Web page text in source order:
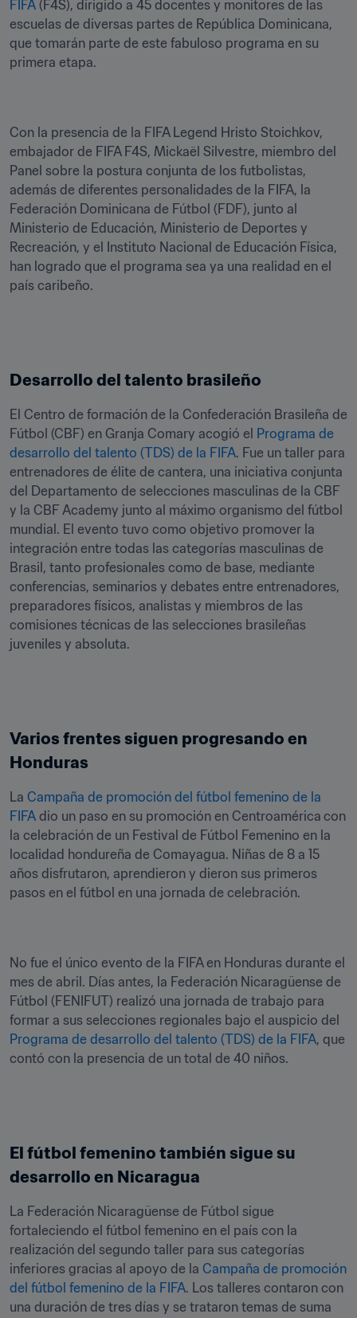
FIFA (F4S), dirigido a 45 docentes y monitores de las
escuelas de diversas partes de República Dominicana,
que tomarán parte de este fabuloso programa en su
primera etapa.
Con la presencia de la FIFA Legend Hristo Stoichkov,
embajador de FIFA F4S, Mickaël Silvestre, miembro del
Panel sobre la postura conjunta de los futbolistas,
además de diferentes personalidades de la FIFA, la
Federación Dominicana de Fútbol (FDF), junto al
Ministerio de Educación, Ministerio de Deportes y
Recreación, y el Instituto Nacional de Educación Física,
han logrado que el programa sea ya una realidad en el
país caribeño.
Desarrollo del talento brasileño
El Centro de formación de la Confederación Brasileña de
Fútbol (CBF) en Granja Comary acogió el Programa de
desarrollo del talento (TDS) de la FIFA. Fue un taller para
entrenadores de élite de cantera, una iniciativa conjunta
del Departamento de selecciones masculinas de la CBF
y la CBF Academy junto al máximo organismo del fútbol
mundial. El evento tuvo como objetivo promover la
integración entre todas las categorías masculinas de
Brasil, tanto profesionales como de base, mediante
conferencias, seminarios y debates entre entrenadores,
preparadores físicos, analistas y miembros de las
comisiones técnicas de las selecciones brasileñas
juveniles y absoluta.
Varios frentes siguen progresando en
Honduras
La Campaña de promoción del fútbol femenino de la
FIFA dio un paso en su promoción en Centroamérica con
la celebración de un Festival de Fútbol Femenino en la
localidad hondureña de Comayagua. Niñas de 8 a 15
años disfrutaron, aprendieron y dieron sus primeros
pasos en el fútbol en una jornada de celebración.
No fue el único evento de la FIFA en Honduras durante el
mes de abril. Días antes, la Federación Nicaragüense de
Fútbol (FENIFUT) realizó una jornada de trabajo para
Programa de desarrollo del talento (TDS) de la FIFA, que
contó con la presencia de un total de 40 niños.
El fútbol femenino también sigue su
desarrollo en Nicaragua
La Federación Nicaragüense de Fútbol sigue
fortaleciendo el fútbol femenino en el país con la
realización del segundo taller para sus categorías
inferiores gracias al apoyo de la Campaña de promoción
del fútbol femenino de la FIFA. Los talleres contaron con
una duración de tres días y se trataron temas de suma